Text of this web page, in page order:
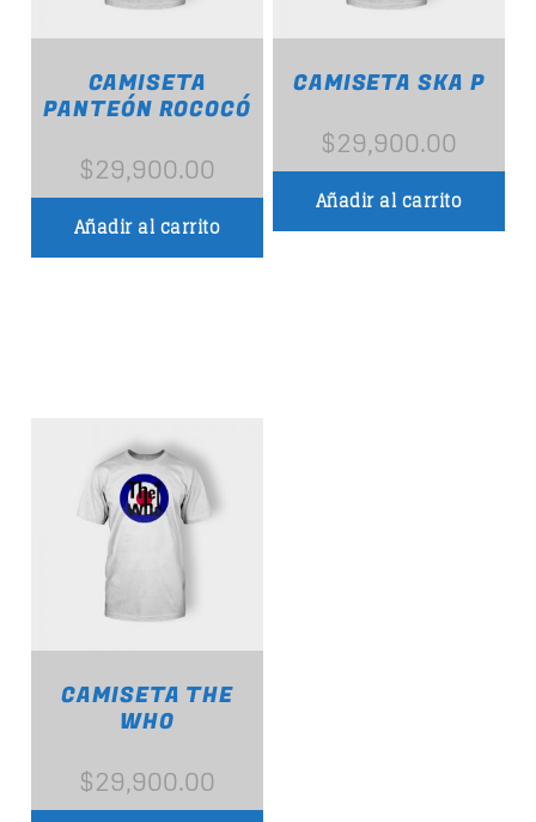
CAMISETA
PANTEÓN ROCOCÓ
$29,900.00
Añadir al carrito
CAMISETA SKA P
$29,900.00
Añadir al carrito
CAMISETA THE
WHO
$29,900.00